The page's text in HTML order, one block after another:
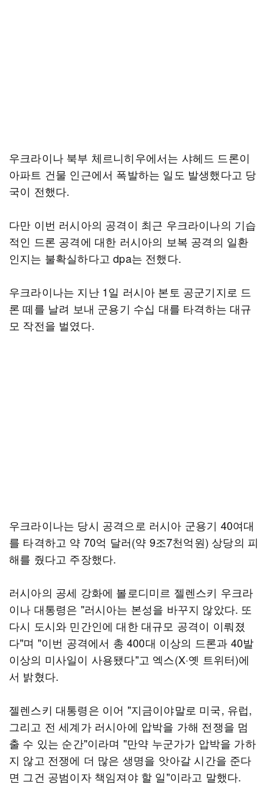
우크라이나 북부 체르니히우에서는 샤헤드 드론이
아파트 건물 인근에서 폭발하는 일도 발생했다고 당
국이 전했다.
다만 이번 러시아의 공격이 최근 우크라이나의 기습
적인 드론 공격에 대한 러시아의 보복 공격의 일환
인지는 불확실하다고 dpa는 전했다.
우크라이나는 지난 1일 러시아 본토 공군기지로 드
론 떼를 날려 보내 군용기 수십 대를 타격하는 대규
모 작전을 벌였다.
우크라이나는 당시 공격으로 러시아 군용기 40여대
를 타격하고 약 70억 달러(약 9조7천억원) 상당의 피
해를 줬다고 주장했다.
러시아의 공세 강화에 볼로디미르 젤렌스키 우크라
이나 대통령은 "러시아는 본성을 바꾸지 않았다. 또
다시 도시와 민간인에 대한 대규모 공격이 이뤄졌
다"며 "이번 공격에서 총 400대 이상의 드론과 40발
이상의 미사일이 사용됐다"고 엑스(X·옛 트위터)에
서 밝혔다.
젤렌스키 대통령은 이어 "지금이야말로 미국, 유럽,
그리고 전 세계가 러시아에 압박을 가해 전쟁을 멈
출 수 있는 순간"이라며 "만약 누군가가 압박을 가하
지 않고 전쟁에 더 많은 생명을 앗아갈 시간을 준다
면 그건 공범이자 책임져야 할 일"이라고 말했다.